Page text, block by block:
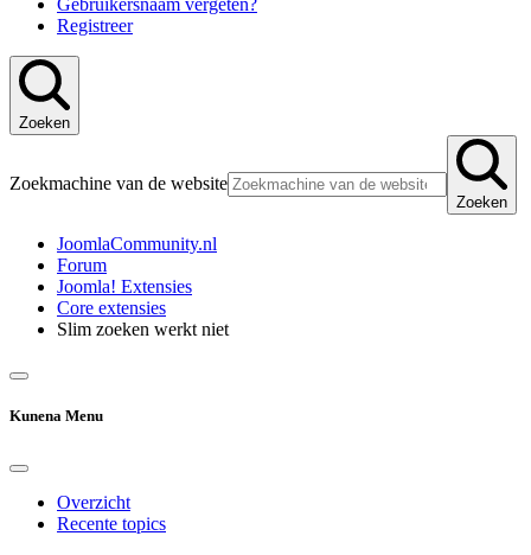
Gebruikersnaam vergeten?
Registreer
Zoeken
Zoekmachine van de website
Zoeken
JoomlaCommunity.nl
Forum
Joomla! Extensies
Core extensies
Slim zoeken werkt niet
Kunena Menu
Overzicht
Recente topics